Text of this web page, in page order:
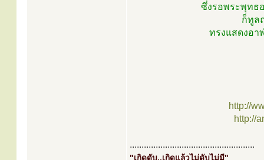
ซึ่งรอพระพุทธ
ก็ทูล
ทรงแสดงอา
http://
http://
.....................................................
"เกิดดับ..เกิดแล้วไม่ดับไม่มี"